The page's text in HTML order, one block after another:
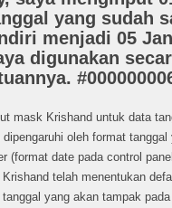
yang sudah
menjadi 05
digunakan
mask Krishand untuk data
oleh format
(format date pada control
telah menentukan
yang akan tampak